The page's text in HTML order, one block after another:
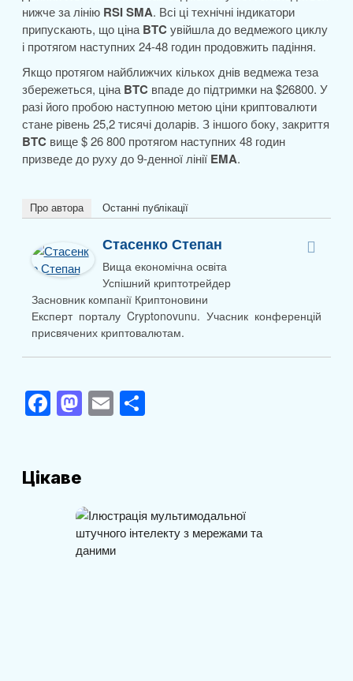
нижче за лінію RSI SMA. Всі ці технічні індикатори
припускають, що ціна BTCувійшла до ведмежого циклу
і протягом наступних 24-48 годин продовжить падіння.
Якщо протягом найближчих кількох днів ведмежа теза
збережеться, ціна BTCвпаде до підтримки на $26800. У
разі його пробою наступною метою ціни криптовалюти
стане рівень 25,2 тисячі доларів. З іншого боку, закриття
BTC вище $ 26 800 протягом наступних 48 годин
призведе до руху до 9-денної лінії EMA.
Про автора Останні публікації
Стасенко Степан
Вища економічна освіта
Успішний криптотрейдер
Засновник компанії Криптоновини
Експерт порталу Cryptonovunu. Учасник конференцій
присвячених криптовалютам.
F
a
e
M
a
d
o
n
E
m
П
и
т
Цікаве